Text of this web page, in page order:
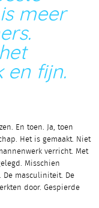
meer
en fijn.
En toen. Ja, toen
Het is gemaakt. Niet
verricht. Met
Misschien
masculiniteit. De
door. Gespierde